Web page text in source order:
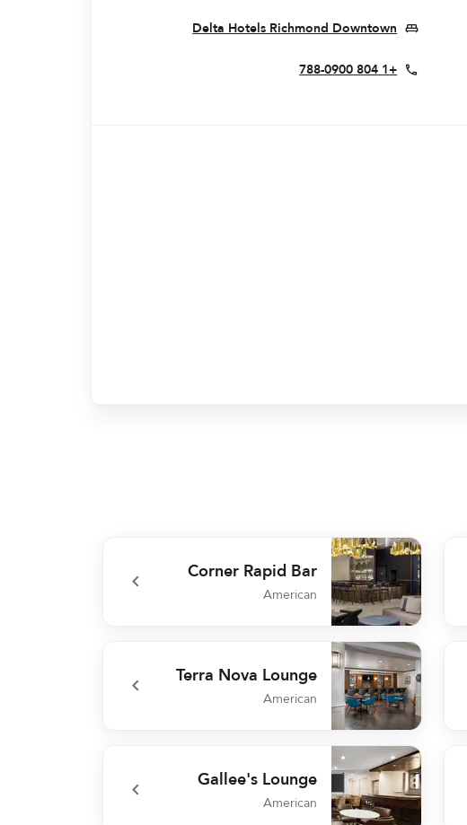
Delta Hotels Richmond Downtown
Opens In New Window
+1 804 788-0900
Corner Rapid Bar
American
undefined Corner Rapid Bar
Terra Nova Lounge
American
undefined Terra Nova Lounge
Gallee's Lounge
American